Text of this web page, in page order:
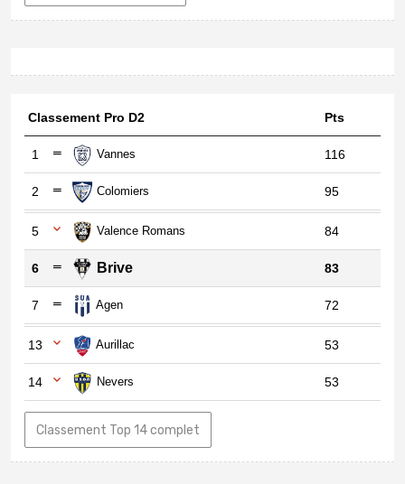
Classement Pro D2 Pts
1 Vannes 116
2 Colomiers 95
5 Valence Romans 84
6 Brive 83
7 Agen 72
13 Aurillac 53
14 Nevers 53
Classement Top 14 complet